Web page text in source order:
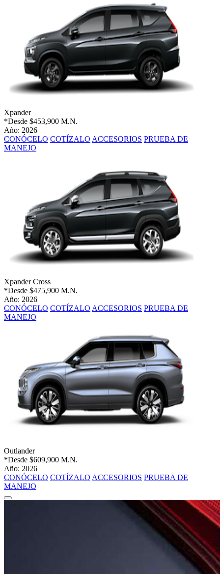
Xpander
*Desde $453,900 M.N.
Año: 2026
CONÓCELO COTÍZALO ACCESORIOS PRUEBA DE
MANEJO
Xpander Cross
*Desde $475,900 M.N.
Año: 2026
CONÓCELO COTÍZALO ACCESORIOS PRUEBA DE
MANEJO
Outlander
*Desde $609,900 M.N.
Año: 2026
CONÓCELO COTÍZALO ACCESORIOS PRUEBA DE
MANEJO